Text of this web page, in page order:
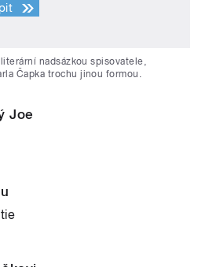
nadsázkou spisovatele,
Čapka trochu jinou formou.
Joe